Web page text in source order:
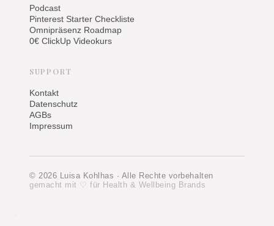
Podcast
Pinterest Starter Checkliste
Omnipräsenz Roadmap
0€ ClickUp Videokurs
SUPPORT
Kontakt
Datenschutz
AGBs
Impressum
© 2026 Luisa Kohlhas · Alle Rechte vorbehalten
gemacht mit ♡ für Health & Wellbeing Brands